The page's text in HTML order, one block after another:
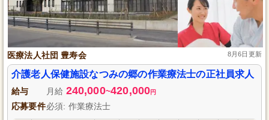
医療法人社団 豊寿会 8月6日更新
介護老人保健施設なつみの郷の作業療法士の正社員求人
給与 月給 240,000~420,000円
応募要件必須: 作業療法士